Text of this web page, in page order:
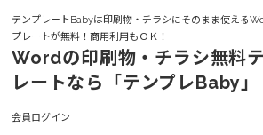
テンプレートBabyは印刷物・チラシにそのまま使える
プレートが無料！商用利用もＯＫ！
Wordの印刷物・チラシ無料
レートなら「テンプレBaby」
Login
会員ログイン